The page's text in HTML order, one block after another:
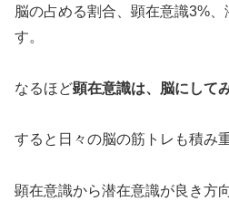
脳の占める割合、顕在意識3%
す。
なるほど顕在意識は、脳にして
すると日々の脳の筋トレも積み
顕在意識から潜在意識が良き方